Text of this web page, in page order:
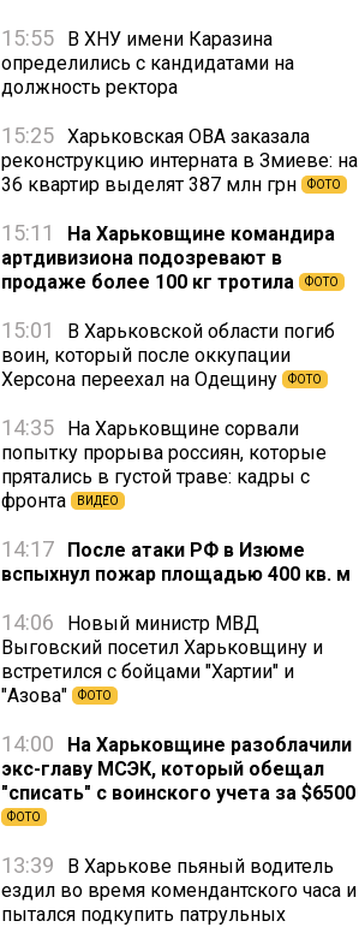
15:55
В ХНУ имени Каразина
определились с кандидатами на
должность ректора
15:25 Харьковская ОВА заказала
реконструкцию интерната в Змиеве: на
36 квартир выделят 387 млн грн
ФОТО
15:11
На Харьковщине командира
артдивизиона подозревают в
продаже более 100 кг тротила
ФОТО
15:01
В Харьковской области погиб
воин, который после оккупации
Херсона переехал на Одещину
ФОТО
14:35
На Харьковщине сорвали
попытку прорыва россиян, которые
прятались в густой траве: кадры с
фронта
ВИДЕО
14:17
После атаки РФ в Изюме
вспыхнул пожар площадью 400 кв. м
14:06
Новый министр МВД
Выговский посетил Харьковщину и
встретился с бойцами "Хартии" и
"Азова"
ФОТО
14:00
На Харьковщине разоблачили
экс-главу МСЭК, который обещал
"списать" с воинского учета за $6500
ФОТО
13:39
В Харькове пьяный водитель
ездил во время комендантского часа и
пытался подкупить патрульных